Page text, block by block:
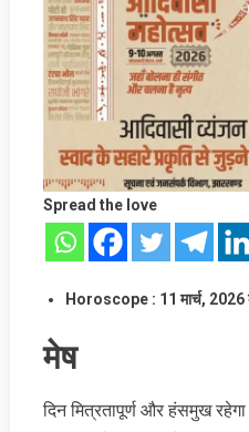
Spread the love
Horoscope : 11मार्च, 2026
मेष
दिन मित्रतापूर्ण और हंसमुख